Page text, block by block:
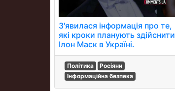
З'явилася інформація про те,
які кроки планують здійснити
Ілон Маск в Україні.
Політика
Росіяни
Інформаційна безпека